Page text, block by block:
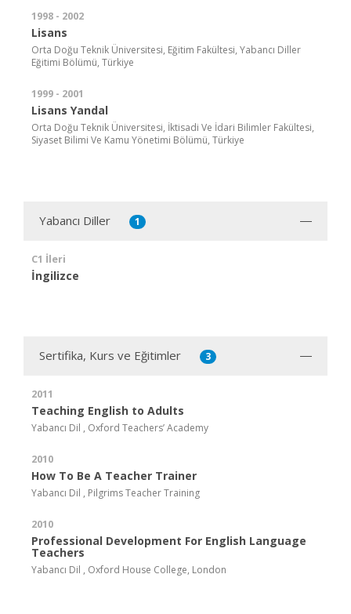
1998 - 2002
Lisans
Orta Doğu Teknik Üniversitesi, Eğitim Fakültesi, Yabancı Diller
Eğitimi Bölümü, Türkiye
1999 - 2001
Lisans Yandal
Orta Doğu Teknik Üniversitesi, İktisadi Ve İdari Bilimler Fakültesi,
Siyaset Bilimi Ve Kamu Yönetimi Bölümü, Türkiye
Yabancı Diller 1
C1 İleri
İngilizce
Sertifika, Kurs ve Eğitimler 3
2011
Teaching English to Adults
Yabancı Dil , Oxford Teachers’ Academy
2010
How To Be A Teacher Trainer
Yabancı Dil , Pilgrims Teacher Training
2010
Professional Development For English Language
Teachers
Yabancı Dil , Oxford House College, London